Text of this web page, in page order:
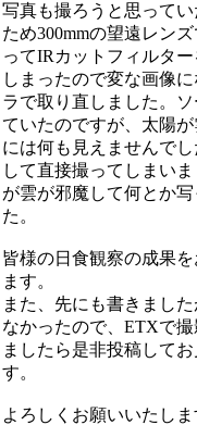
写真も撮ろうと思って
ため300mmの望遠レン
ってIRカットフィルタ
しまったので変な画像
ラで取り直しました。
ていたのですが、太陽
には何も見えませんで
して直接撮ってしまい
が雲が邪魔して何とか
た。
皆様の日食観察の成果
ます。
また、先にも書きまし
なかったので、ETXで
ましたら是非投稿して
す。
よろしくお願いいたし